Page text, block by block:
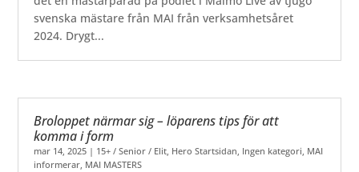
svenska mästare från MAI från verksamhetsåret
2024. Drygt...
Broloppet närmar sig – löparens tips för att
komma i form
mar 14, 2025 | 15+ / Senior / Elit, Hero Startsidan, Ingen kategori, MAI
informerar, MAI MASTERS